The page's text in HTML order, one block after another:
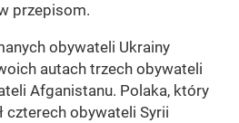
przepisom.
obywateli Ukrainy
autach trzech obywateli
Afganistanu. Polaka, który
czterech obywateli Syrii